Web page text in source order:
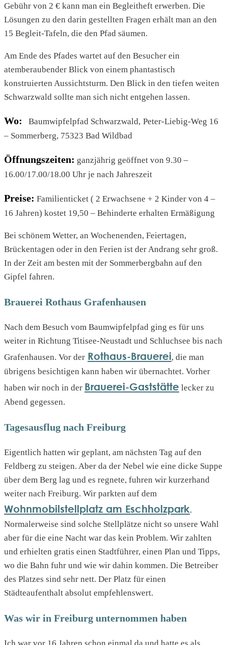
Gebühr von 2 € kann man ein Begleitheft erwerben. Die
Lösungen zu den darin gestellten Fragen erhält man an den
15 Begleit-Tafeln, die den Pfad säumen.
Am Ende des Pfades wartet auf den Besucher ein
atemberaubender Blick von einem phantastisch
konstruierten Aussichtsturm. Den Blick in den tiefen weiten
Schwarzwald sollte man sich nicht entgehen lassen.
Wo: Baumwipfelpfad Schwarzwald, Peter-Liebig-Weg 16
– Sommerberg, 75323 Bad Wildbad
Öffnungszeiten: ganzjährig geöffnet von 9.30 –
16.00/17.00/18.00 Uhr je nach Jahreszeit
Preise: Familienticket ( 2 Erwachsene + 2 Kinder von 4 –
16 Jahren) kostet 19,50 – Behinderte erhalten Ermäßigung
Bei schönem Wetter, an Wochenenden, Feiertagen,
Brückentagen oder in den Ferien ist der Andrang sehr groß.
In der Zeit am besten mit der Sommerbergbahn auf den
Gipfel fahren.
Brauerei Rothaus Grafenhausen
Nach dem Besuch vom Baumwipfelpfad ging es für uns
weiter in Richtung Titisee-Neustadt und Schluchsee bis nach
Grafenhausen. Vor der Rothaus-Brauerei, die man
übrigens besichtigen kann haben wir übernachtet. Vorher
haben wir noch in der Brauerei-Gaststätte lecker zu
Abend gegessen.
Tagesausflug nach Freiburg
Eigentlich hatten wir geplant, am nächsten Tag auf den
Feldberg zu steigen. Aber da der Nebel wie eine dicke Suppe
über dem Berg lag und es regnete, fuhren wir kurzerhand
weiter nach Freiburg. Wir parkten auf dem
Wohnmobilstellplatz am Eschholzpark.
Normalerweise sind solche Stellplätze nicht so unsere Wahl
aber für die eine Nacht war das kein Problem. Wir zahlten
und erhielten gratis einen Stadtführer, einen Plan und Tipps,
wo die Bahn fuhr und wie wir dahin kommen. Die Betreiber
des Platzes sind sehr nett. Der Platz für einen
Städteaufenthalt absolut empfehlenswert.
Was wir in Freiburg unternommen haben